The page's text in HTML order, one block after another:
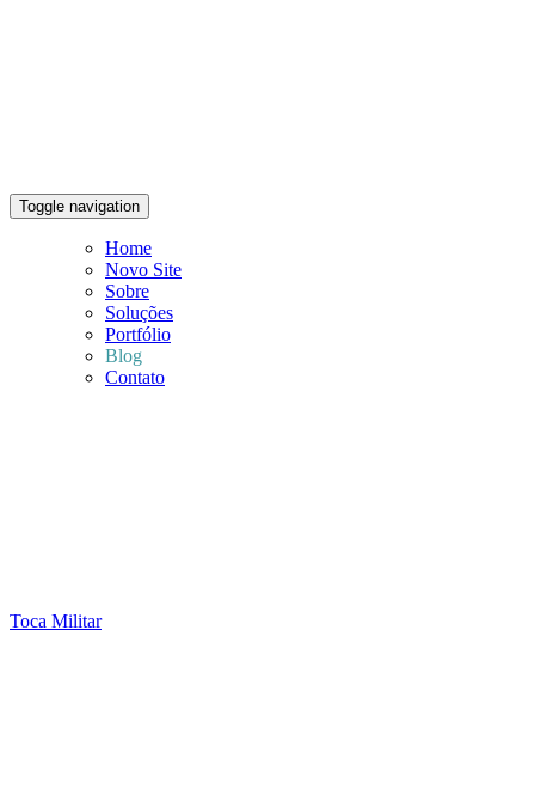
Toggle navigation
Home
Novo Site
Sobre
Soluções
Portfólio
Blog
Contato
Toca Militar